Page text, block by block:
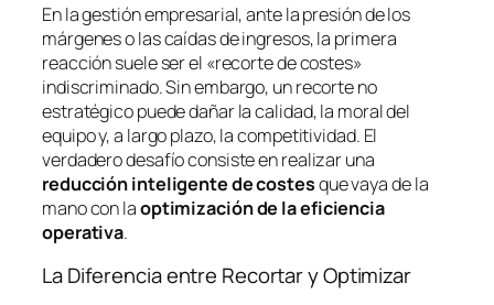
En la gestión empresarial, ante la presión de los
márgenes o las caídas de ingresos, la primera
reacción suele ser el «recorte de costes»
indiscriminado. Sin embargo, un recorte no
estratégico puede dañar la calidad, la moral del
equipo y, a largo plazo, la competitividad. El
verdadero desafío consiste en realizar una
reducción inteligente de costesque vaya de la
mano con laoptimización de la eficiencia
operativa.
La Diferencia entre Recortar y Optimizar